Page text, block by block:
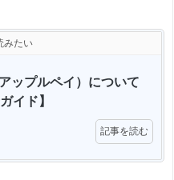
みたい
ップルペイ）について
イド】
記事を読む